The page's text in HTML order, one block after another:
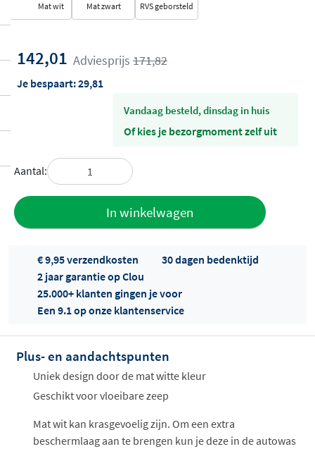
Mat wit Mat zwart RVS geborsteld
142,01 Adviesprijs 171,82
Je bespaart:29,81
vandaag besteld, dinsdag in huis
Of kies je bezorgmoment zelf uit
Aantal:
In winkelwagen
Offertes
ophalen...
€ 9,95 verzendkosten
30 dagen bedenktijd
2 jaar garantie op Clou
25.000+ klanten gingen je voor
Een 9.1 op onze klantenservice
Plus- en aandachtspunten
Uniek design door de mat witte kleur
Geschikt voor vloeibare zeep
Mat wit kan krasgevoelig zijn. Om een extra
beschermlaag aan te brengen kun je deze in de autowas